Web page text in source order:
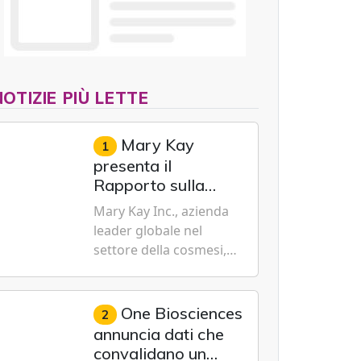
PIÙ LETTE
1 Mary Kay
presenta il
Rapporto sulla
sostenibilità 2026,
evidenziando i
progressi
realizzati a livello
globale nelle sfere
sociale, economica
e ambientale
Mary Kay Inc., azienda
leader globale nel
settore della cosmesi,
sostenibilità e
dell'emancipazione
femminile, oggi ha
presentato il suo
2 One Biosciences
annuncia dati che
convalidano un